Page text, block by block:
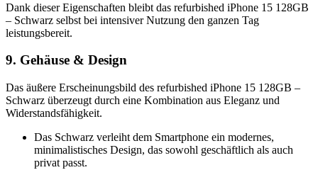
Dank dieser Eigenschaften bleibt das refurbished iPhone 15 128GB
– Schwarz selbst bei intensiver Nutzung den ganzen Tag
leistungsbereit.
9. Gehäuse & Design
Das äußere Erscheinungsbild des refurbished iPhone 15 128GB –
Schwarz überzeugt durch eine Kombination aus Eleganz und
Widerstandsfähigkeit.
Das Schwarz verleiht dem Smartphone ein modernes,
minimalistisches Design, das sowohl geschäftlich als auch
privat passt.